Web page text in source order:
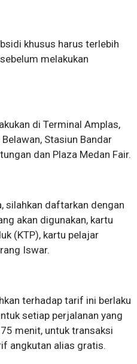
khusus harus terlebih
melakukan
di Terminal Amplas,
Stasiun Bandar
dan Plaza Medan Fair.
silahkan daftarkan dengan
akan digunakan, kartu
(KTP), kartu pelajar
Iswar.
terhadap tarif ini berlaku
setiap perjalanan yang
menit, untuk transaksi
angkutan alias gratis.